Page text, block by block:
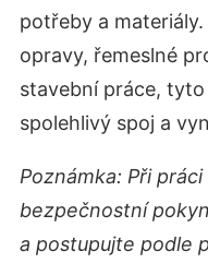
potřeby a
opravy, řemeslné
stavební práce,
spolehlivý spoj a
Poznámka: Při
bezpečnostní
a postupujte podle